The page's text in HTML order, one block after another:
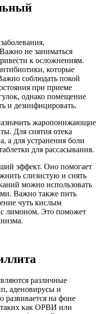
не заниматься
к осложнениям.
которые
соблюдать покой
при приеме
однако помещение
и дезинфицировать.
жаропонижающие
Для снятия отека
а для устранения боли
для рассасывания.
эффект. Оно помогает
слизистую и снять
можно использовать
Важно также пить
чуть кислым
лимоном. Это поможет
различные
аденовирусы и
развивается на фоне
как ОРВИ или